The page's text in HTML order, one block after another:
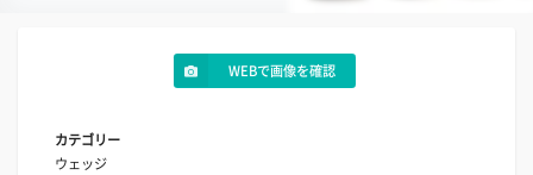
WEBで画像を確認
カテゴリー
ウェッジ